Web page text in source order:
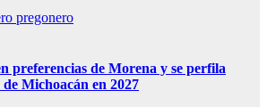
pregonero
preferencias de Morena y se perfila
Michoacán en 2027